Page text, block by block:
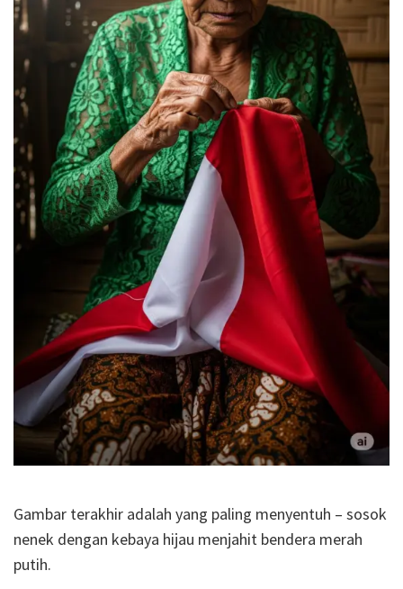
Gambar terakhir adalah yang paling menyentuh – sosok
nenek dengan kebaya hijau menjahit bendera merah
putih.